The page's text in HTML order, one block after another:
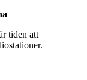
tiden att